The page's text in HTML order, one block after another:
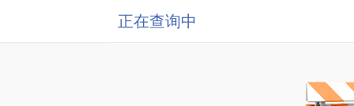
正在查询中